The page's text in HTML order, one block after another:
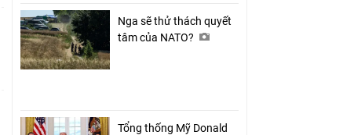
Nga sẽ thử thách quyết
tâm của NATO?
Tổng thống Mỹ Donald